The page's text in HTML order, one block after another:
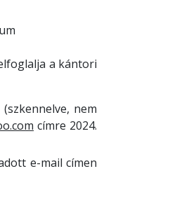
a kántori
nem
címre 2024.
e-mail címen